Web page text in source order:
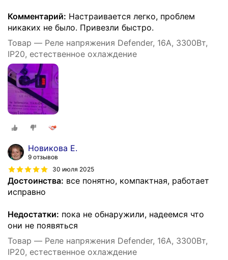
Комментарий: Настраивается легко, проблем
никаких не было. Привезли быстро.
Товар — Реле напряжения Defender, 16A, 3300Вт,
IP20, естественное охлаждение
Новикова Е.
9 отзывов
30 июля 2025
Достоинства: все понятно, компактная, работает
исправно
Недостатки: пока не обнаружили, надеемся что
они не появяться
Товар — Реле напряжения Defender, 16A, 3300Вт,
IP20, естественное охлаждение